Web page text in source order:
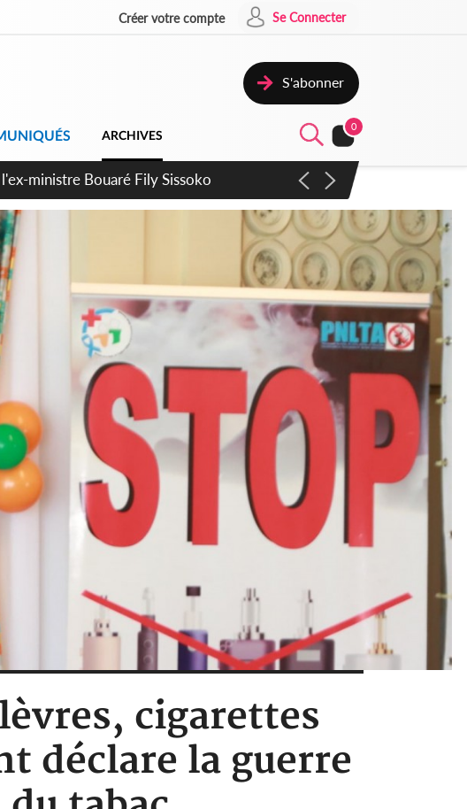
Créer votre compte Se Connecter
S'abonner
ARCHIVES
0
la raffinerie Dangote en juillet
cigarettes
déclare la guerre